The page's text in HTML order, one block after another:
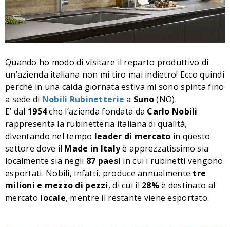
Quando ho modo di visitare il reparto produttivo di
un’azienda italiana non mi tiro mai indietro! Ecco quindi
perché in una calda giornata estiva mi sono spinta fino
a sede di Nobili Rubinetterie a Suno(NO).
E’ dal 1954che l’azienda fondata da Carlo Nobili
rappresenta la rubinetteria italiana di qualità,
diventando nel tempo leader di mercato in questo
settore dove il Made in Italyè apprezzatissimo sia
localmente sia negli 87 paesi in cui i rubinetti vengono
esportati. Nobili, infatti, produce annualmente tre
milioni e mezzo di pezzi, di cui il 28%è destinato al
mercato locale, mentre il restante viene esportato.